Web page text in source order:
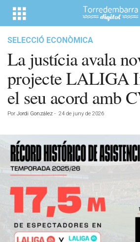
SELECCIÓ ECONÒMICA
La justícia avala
projecte LALIGA
el seu acord amb
Por Jordi González - 24 de juny de 2026